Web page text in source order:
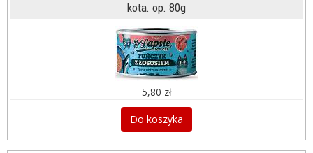
kota. op. 80g
5,80 zł
Do koszyka